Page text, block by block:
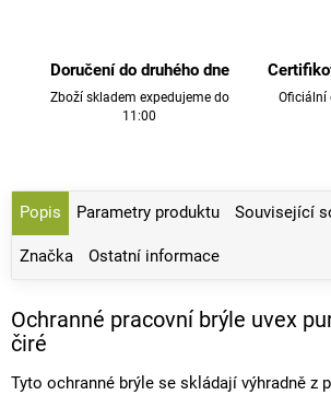
Doručení do druhého dne
Zboží skladem expedujeme do
11:00
Oficiální
Popis Parametry produktu Související
Značka Ostatní informace
Ochranné pracovní brýle uvex
čiré
Tyto ochranné brýle se skládají výhradně z